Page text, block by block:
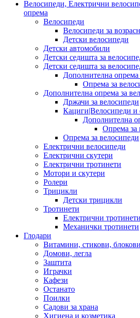
Велосипеди, Електрични
опрема
Велосипеди
Велосипеди за
Детски велосипеди
Детски автомобили
Детски седишта за
Детски седишта за
Дополнителна опрема
Опрема за
Дополнителна опрема за
Држачи за велосипеди
Кациги|Велосипеди и
Дополнителна
Опрема за
Опрема за велосипеди
Електрични велосипеди
Електрични скутери
Електрични тротинети
Мотори и скутери
Ролери
Трицикли
Детски трицикли
Тротинети
Електрични тротинети
Механички тротинети
Глодари
Витамини, стикови, блокови
Домови, легла
Заштита
Играчки
Кафези
Останато
Поилки
Садови за храна
Хигиена и козметика